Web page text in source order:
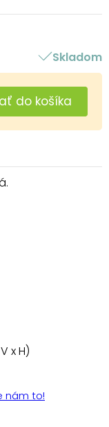
Skladom
do košíka
x H)
nám to!